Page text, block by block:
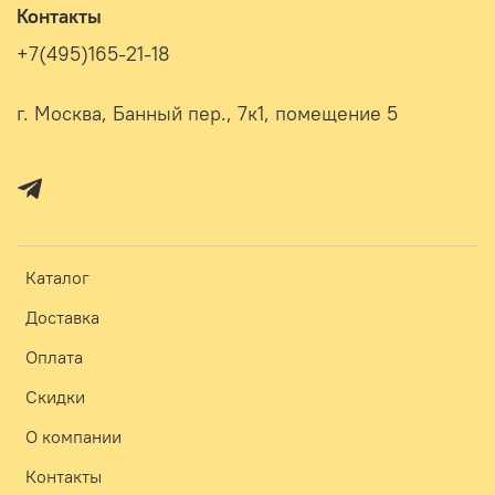
Каталог
Доставка
Оплата
Скидки
О компании
Контакты
Контакты
+7(495)165-21-18
г. Москва, Банный пер., 7к1, помещение 5